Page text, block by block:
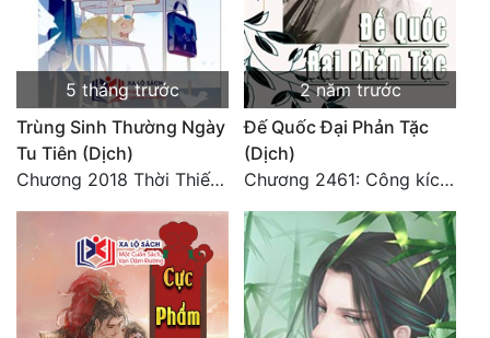
Quân Sự
Sảng Văn
Sắc
Sủng
Thanh Xuân
Tiên Hiệp
Tiểu Thuyết
5 tháng trước
Trùng Sinh Thường Ngày
Tu Tiên (Dịch)
Chương 2018 Thời Thiếu Niên
2 năm trước
Đế Quốc Đại Phản Tặc
(Dịch)
Chương 2461: Công kích đại doanh!